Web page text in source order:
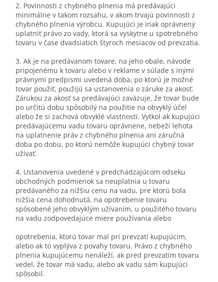
2. Povinnosti z chybného plnenia má predávajúci
minimálne v takom rozsahu, v akom trvajú povinnosti z
chybného plnenia výrobcu. Kupujúci je inak oprávnený
uplatniť právo zo vady, ktorá sa vyskytne u spotrebného
tovaru v čase dvadsiatich štyroch mesiacov od prevzatia.
3. Ak je na predávanom tovare, na jeho obale, návode
pripojenému k tovaru alebo v reklame v súlade s inými
právnymi predpismi uvedená doba, po ktorú je možné
tovar použiť, použijú sa ustanovenia o záruke za akosť.
Zárukou za akosť sa predávajúci zaväzuje, že tovar bude
po určitú dobu spôsobilý na použitie na obvyklý účel
alebo že si zachová obvyklé vlastnosti. Vytkol ak kupujúci
predávajúcemu vadu tovaru oprávnene, nebeží lehota
na uplatnenie práv z chybného plnenia ani záručná
doba po dobu, po ktorú nemôže kupujúci chybný tovar
užívať.
4. Ustanovenia uvedené v predchádzajúcom odseku
obchodných podmienok sa neuplatnia u tovaru
predávaného za nižšiu cenu na vadu, pre ktorú bola
nižšia cena dohodnutá, na opotrebenie tovaru
spôsobené jeho obvyklým užívaním, u použitého tovaru
na vadu zodpovedajúce miere používania alebo
opotrebenia, ktorú tovar mal pri prevzatí kupujúcim,
alebo ak to vyplýva z povahy tovaru. Právo z chybného
plnenia kupujúcemu nenáleží, ak pred prevzatím tovaru
vedel, že tovar má vadu, alebo ak vadu sám kupujúci
spôsobil.